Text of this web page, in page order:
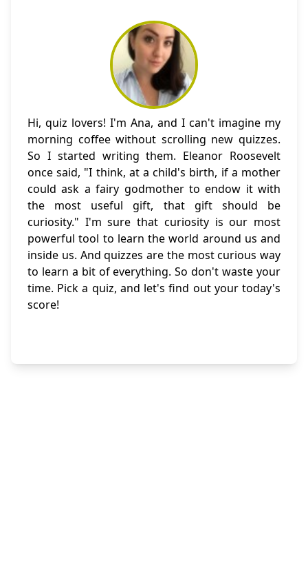
Hi, quiz lovers! I'm Ana, and I can't imagine my
morning coffee without scrolling new quizzes.
So I started writing them. Eleanor Roosevelt
once said, "I think, at a child's birth, if a mother
could ask a fairy godmother to endow it with
the most useful gift, that gift should be
curiosity." I'm sure that curiosity is our most
powerful tool to learn the world around us and
inside us. And quizzes are the most curious way
to learn a bit of everything. So don't waste your
time. Pick a quiz, and let's find out your today's
score!